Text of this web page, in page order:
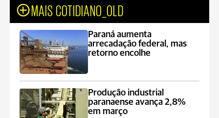
MAIS COTIDIANO_OLD
Paraná aumenta
arrecadação federal, mas
retorno encolhe
Produção industrial
paranaense avança 2,8%
em março